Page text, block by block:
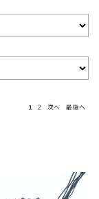
1 2 次へ 最後へ